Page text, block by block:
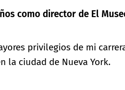
como director de El
privilegios de mi
la ciudad de Nueva York.